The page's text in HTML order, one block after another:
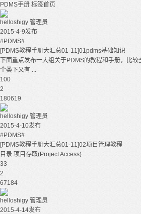
PDMS手册 标签首页
helloshigy 管理员
2015-4-9发布
#PDMS#
[PDMS教程手册大汇总01-11]01pdms基础知识
下面重点发布一大组关于PDMS的教程和手册，比
个类下又有 ...
100
2
180619
helloshigy 管理员
2015-4-10发布
#PDMS#
[PDMS教程手册大汇总01-11]02项目管理教程
目录 项目存取(Project
33
2
67184
helloshigy 管理员
2015-4-14发布